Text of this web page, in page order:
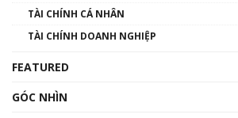
Nhìn lại năm 2022: Những
đến hệ sinh thái tiền mã hoá
TÀI CHÍNH CÁ NHÂN
TÀI CHÍNH DOANH NGHIỆP
FEATURED
GÓC NHÌN